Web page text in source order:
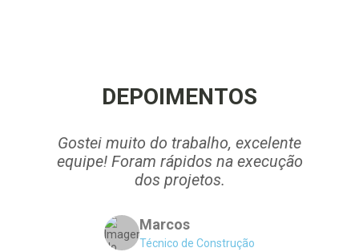
DEPOIMENTOS
Gostei muito do trabalho, excelente
equipe! Foram rápidos na execução
dos projetos.
Marcos
Técnico de Construção